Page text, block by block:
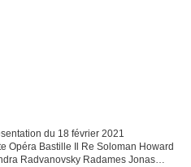
du 18 février 2021
Opéra Bastille Il Re Soloman Howard
Radvanovsky Radames Jonas